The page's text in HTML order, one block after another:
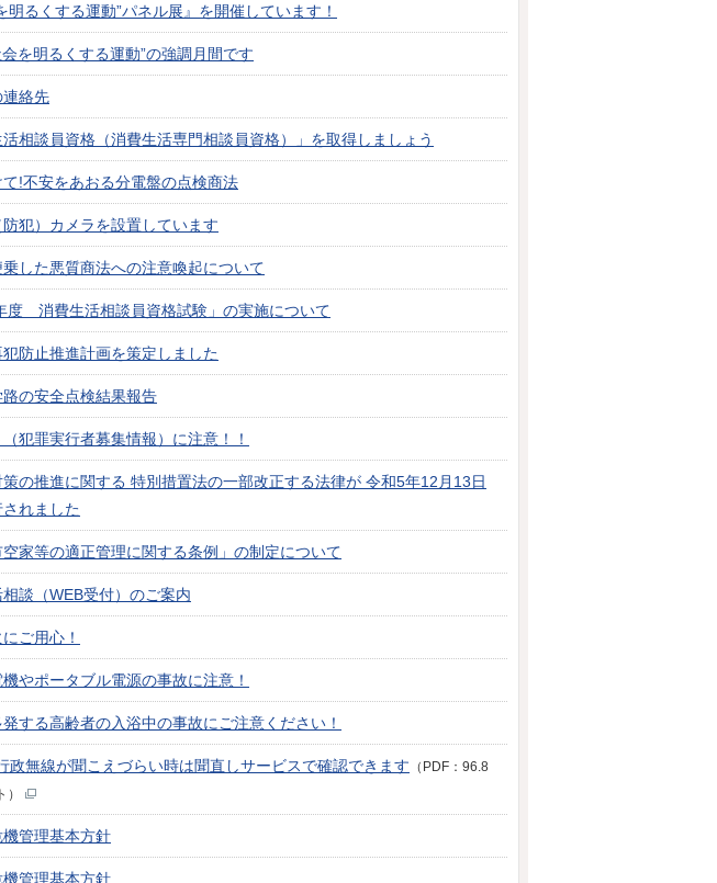
明るくする運動”パネル展』を開催しています！
を明るくする運動”の強調月間です
絡先
活相談員資格（消費生活専門相談員資格）」を取得しましょう
!不安をあおる分電盤の点検商法
防犯）カメラを設置しています
乗した悪質商法への注意喚起について
度 消費生活相談員資格試験」の実施について
防止推進計画を策定しました
の安全点検結果報告
犯罪実行者募集情報）に注意！！
策の推進に関する 特別措置法の一部改正する法律が 令和5年12月13日
されました
空家等の適正管理に関する条例」の制定について
談（WEB受付）のご案内
ご用心！
やポータブル電源の事故に注意！
する高齢者の入浴中の事故にご注意ください！
政無線が聞こえづらい時は聞直しサービスで確認できます （PDF：96.8
管理基本方針
管理基本方針